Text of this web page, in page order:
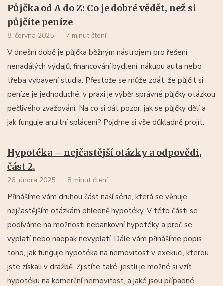
Půjčka od A do Z: Co je dobré vědět, než si
půjčíte peníze
8. června 2025 7 minut čtení
V dnešní době je půjčka běžným nástrojem pro řešení
nenadálých výdajů, financování bydlení, nákupu auta nebo
třeba vybavení studia. Přestože se může zdát, že půjčit si
peníze je jednoduché, v praxi je výběr správné půjčky otázkou
pečlivého zvažování. Na co si dát pozor, jak se půjčky dělí a
jak funguje anuitní splácení? Pojďme si vše důkladně projít.
Hypotéka – nejčastější otázky a odpovědi,
část 2.
26. února 2025 8 minut čtení
Přinášíme vám druhou část naší série, která se věnuje
nejčastějším otázkám ohledně hypotéky. V této části se
podíváme na možnosti nebankovní hypotéky a proč se
vyplatí nebo naopak nevyplatí. Dále vám přinášíme popis
toho, jak funguje hypotéka na nemovitost v exekuci, kterou
jste získali v dražbě. Zjistíte také, jestli je možné si vzít
hypotéku na komerční nemovitost, a jaké jsou případné